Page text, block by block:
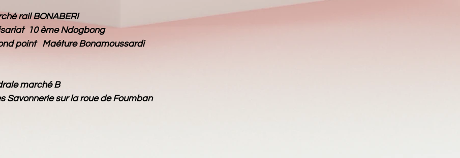
rail BONABERI
10 ème Ndogbong
point Maéture Bonamoussardi
marché B
sur la roue de Foumban